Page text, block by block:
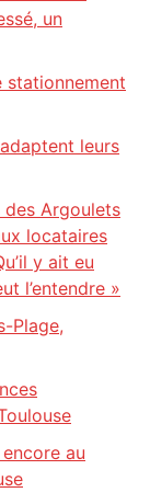
un
stationnement
leurs
des Argoulets
locataires
y ait eu
l’entendre »
Plage,
au